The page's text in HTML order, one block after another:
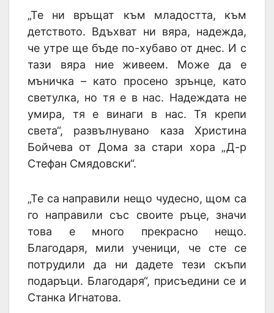
„Те ни връщат към младостта, към
детството. Вдъхват ни вяра, надежда,
че утре ще бъде по-хубаво от днес. И с
тази вяра ние живеем. Може да е
мъничка – като просено зрънце, като
светулка, но тя е в нас. Надеждата не
умира, тя е винаги в нас. Тя крепи
света“, развълнувано каза Христина
Бойчева от Дома за стари хора „Д-р
Стефан Смядовски“.
„Те са направили нещо чудесно, щом са
го направили със своите ръце, значи
това е много прекрасно нещо.
Благодаря, мили ученици, че сте се
потрудили да ни дадете тези скъпи
подаръци. Благодаря“, присъедини се и
Станка Игнатова.